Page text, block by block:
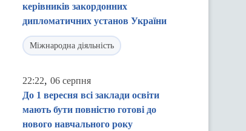
керівників закордонних
дипломатичних установ України
Міжнародна діяльність
22:22, 06 серпня
До 1 вересня всі заклади освіти
мають бути повністю готові до
нового навчального року